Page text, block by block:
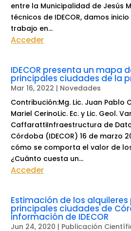
entre la Municipalidad de Jesús
técnicos de IDECOR, damos
trabajo en...
Acceder
IDECOR presenta un mapa
principales ciudades de la
Mar 16, 2022 | Novedades
Contribución:Mg. Lic. Juan Pablo
Mariel CerinoLic. Ec. y Lic. Geol.
CaffarattiInfraestructura de
Córdoba (IDECOR) 16 de marzo
cómo se comporta el valor de
¿Cuánto cuesta un...
Acceder
Estimación de los alquileres
principales ciudades de
información de IDECOR
Jun 24, 2020 | Publicación